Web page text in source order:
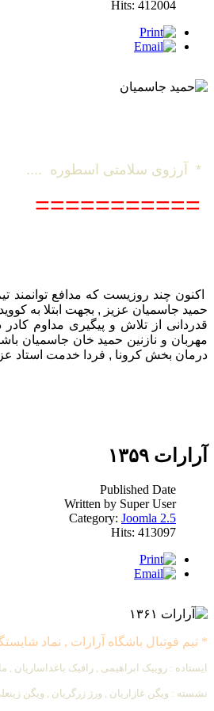
Hits: 412004
* آرزوی سلامتی اسطوره ....
===========
اکنون چند روزیست که مدافع توانمند
حمید جاسمیان عزیز , بجهت ابتلا به
قدردانی از تلاش و پیگیری مداوم
مهربان و نازنین حمید خان جاسمیان
درمان بخش کرونا , فردا خدمت استاد
آرارات ۱۳۵۹
Published Date
Written by Super User
Category: Joomla 2.5
Hits: 413097
* تیم فوتبال باشگاه آرارات , نماد
ایستاده : روبیک ابراهیمی , رافیک
نشسته : ویگن غازاریان , ورژ زرگریان , ویگن